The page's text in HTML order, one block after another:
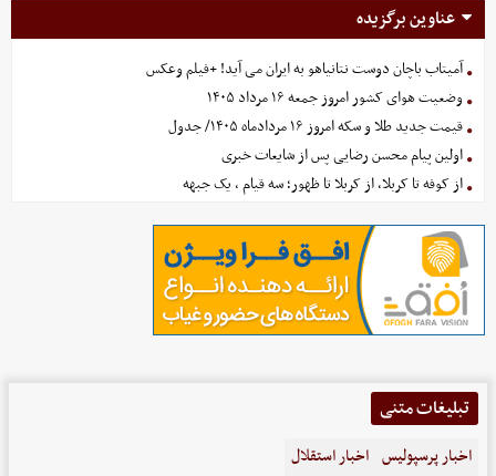
عناوین برگزیده
آمیتاب باچان دوست نتانیاهو به ایران می آید! +فیلم وعکس
وضعیت هوای کشور امروز جمعه ۱۶ مرداد ۱۴۰۵
قیمت جدید طلا و سکه امروز ۱۶ مردادماه ۱۴۰۵/ جدول
اولین پیام محسن رضایی پس از شایعات خبری
از کوفه تا کربلا، از کربلا تا ظهور؛ سه قیام ، یک جبهه
تبلیغات متنی
اخبار پرسپولیس اخبار استقلال